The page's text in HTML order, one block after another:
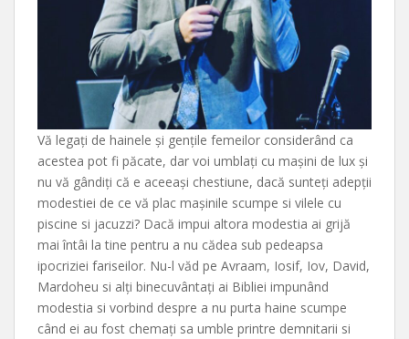
Vă legați de hainele și gențile femeilor considerând ca
acestea pot fi păcate, dar voi umblați cu mașini de lux și
nu vă gândiți că e aceeași chestiune, dacă sunteți adepții
modestiei de ce vă plac mașinile scumpe si vilele cu
piscine si jacuzzi? Dacă impui altora modestia ai grijă
mai întâi la tine pentru a nu cădea sub pedeapsa
ipocriziei fariseilor. Nu-l văd pe Avraam, Iosif, Iov, David,
Mardoheu si alți binecuvântați ai Bibliei impunând
modestia si vorbind despre a nu purta haine scumpe
când ei au fost chemați sa umble printre demnitarii si